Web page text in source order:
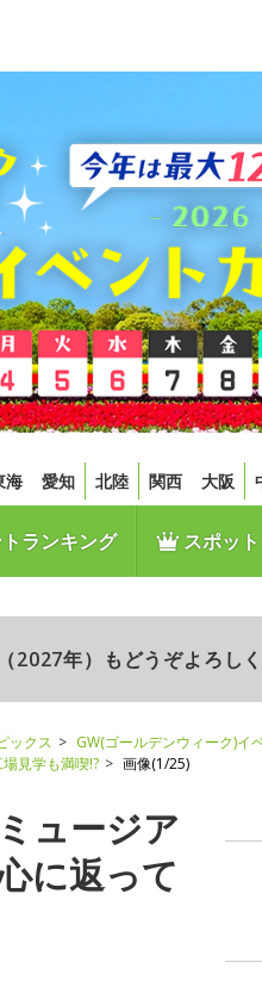
海 愛知 北陸 関西 大阪
ランキング スポッ
年）もどうぞよろしく
ックス
GW(ゴールデンウィーク)イ
見学も満喫!?
画像(1/25)
ュージア
に返って